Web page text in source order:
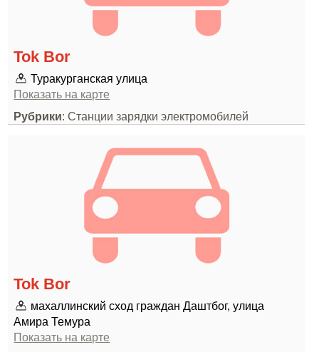
Tok Bor
Туракурганская улица
Показать на карте
Рубрики: Станции зарядки электромобилей
Tok Bor
махаллинский сход граждан Даштбог, улица
Амира Темура
Показать на карте